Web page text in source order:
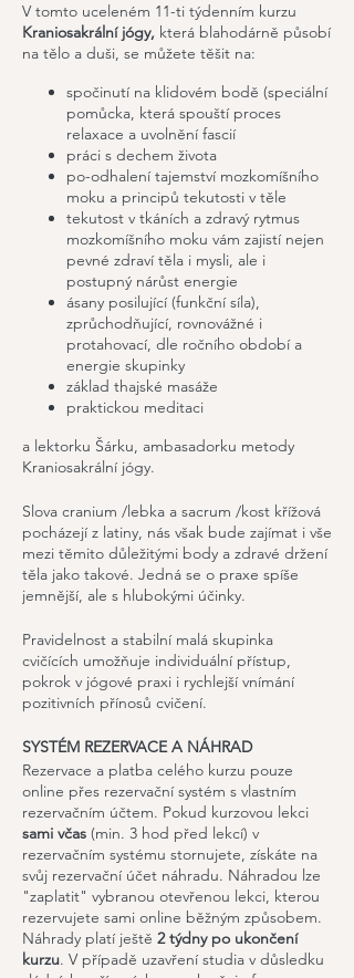
V tomto uceleném 11-ti týdenním kurzu
Kraniosakrální jógy, která blahodárně působí
na tělo a duši, se můžete těšit na:
spočinutí na klidovém bodě (speciální
pomůcka, která spouští proces
relaxace a uvolnění fascií
práci s dechem života
po-odhalení tajemství mozkomíšního
moku a principů tekutosti v těle
tekutost v tkáních a zdravý rytmus
mozkomíšního moku vám zajistí nejen
pevné zdraví těla i mysli, ale i
postupný nárůst energie
ásany posilující (funkční síla),
zprůchodňující, rovnovážné i
protahovací, dle ročního období a
energie skupinky
základ thajské masáže
praktickou meditaci
a lektorku Šárku, ambasadorku metody
Kraniosakrální jógy.
Slova cranium /lebka a sacrum /kost křížová
pocházejí z latiny, nás však bude zajímat i vše
mezi těmito důležitými body a zdravé držení
těla jako takové. Jedná se o praxe spíše
jemnější, ale s hlubokými účinky.​
Pravidelnost a stabilní malá skupinka
cvičících umožňuje individuální přístup,
pokrok v jógové praxi i rychlejší vnímání
pozitivních přínosů cvičení.
SYSTÉM REZERVACE A NÁHRAD
Rezervace a platba celého kurzu pouze
online přes rezervační systém s vlastním
rezervačním účtem. Pokud kurzovou lekci
sami včas (min. 3 hod před lekcí) v
rezervačním systému stornujete, získáte na
svůj rezervační účet náhradu. Náhradou lze
"zaplatit" vybranou otevřenou lekci, kterou
rezervujete sami online běžným způsobem.
Náhrady platí ještě 2 týdny po ukončení
kurzu. V případě uzavření studia v důsledku